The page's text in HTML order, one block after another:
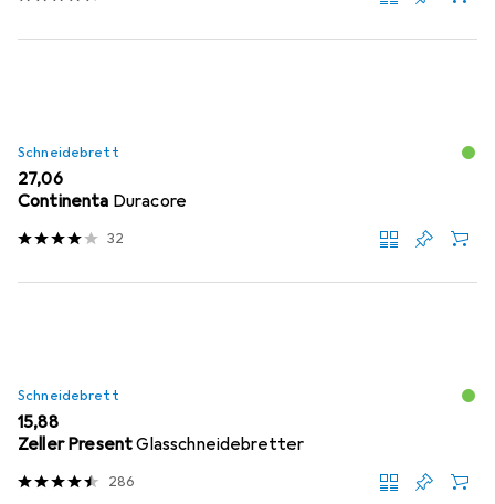
Schneidebrett
EUR
27,06
Continenta Duracore
32
Schneidebrett
EUR
15,88
Zeller PresentGlasschneidebretter
286